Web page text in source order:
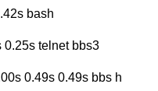
bash
0.25s telnet bbs3
0.49s 0.49s bbs h